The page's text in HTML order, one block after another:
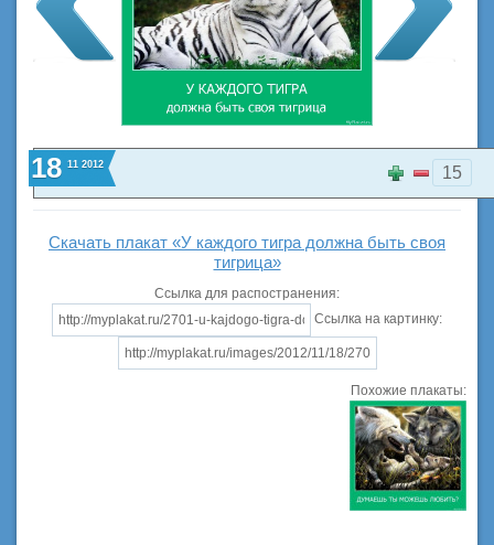
18 11 2012 15
Скачать плакат «У каждого тигра должна быть своя
тигрица»
Ссылка для распостранения:
Ссылка на картинку:
Похожие плакаты: